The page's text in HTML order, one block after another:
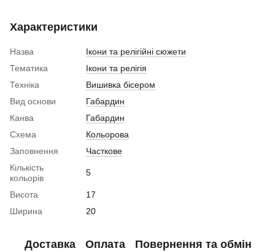
Характеристики
Назва
Ікони та релігійні сюжети
Тематика
Ікони та релігія
Техніка
Вишивка бісером
Вид основи
Габардин
Канва
Габардин
Схема
Кольорова
Заповнення
Часткове
Кількість
кольорів
5
Висота
17
Ширина
20
Доставка Оплата Повернення та обмін